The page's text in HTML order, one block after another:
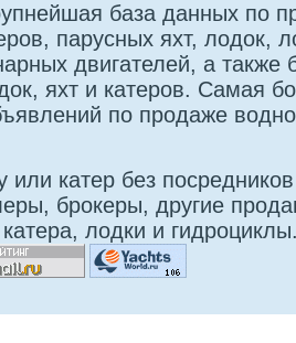
база данных по
парусных яхт, лодок,
двигателей, а также
яхт и катеров. Самая
по продаже
или катер без
брокеры, другие
лодки и